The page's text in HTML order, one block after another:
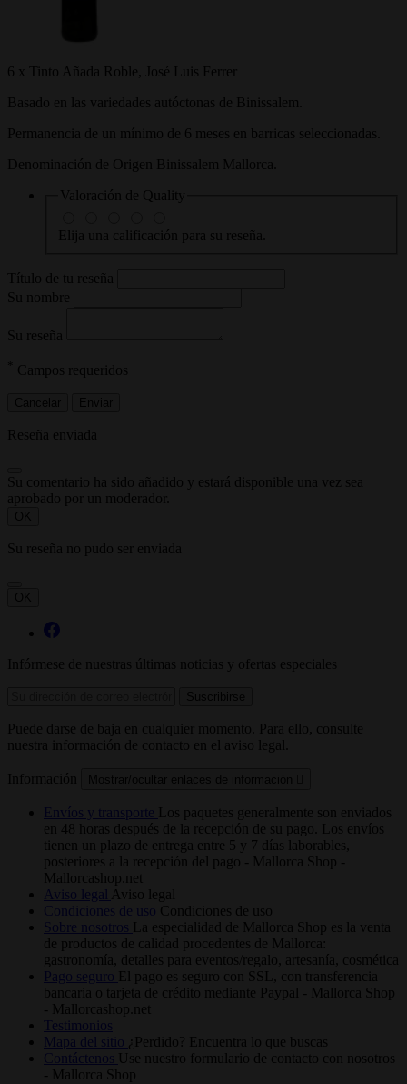
6 x Tinto Añada Roble, José Luis Ferrer
Basado en las variedades autóctonas de Binissalem.
Permanencia de un mínimo de 6 meses en barricas seleccionadas.
Denominación de Origen Binissalem Mallorca.
Valoración de Quality
Elija una calificación para su reseña.
Título de tu reseña
Su nombre
Su reseña
Campos requeridos
Reseña enviada
Su comentario ha sido añadido y estará disponible una vez sea
aprobado por un moderador.
Su reseña no pudo ser enviada
Infórmese de nuestras últimas noticias y ofertas especiales
Puede darse de baja en cualquier momento. Para ello, consulte
nuestra información de contacto en el aviso legal.
Información
Envíos y transporte Los paquetes generalmente son enviados
en 48 horas después de la recepción de su pago. Los envíos
tienen un plazo de entrega entre 5 y 7 días laborables,
posteriores a la recepción del pago - Mallorca Shop -
Mallorcashop.net
Aviso legal
Aviso legal
Condiciones de uso Condiciones de uso
Sobre nosotros La especialidad de Mallorca Shop es la venta
de productos de calidad procedentes de Mallorca:
gastronomía, detalles para eventos/regalo, artesanía, cosmética
Pago seguro El pago es seguro con SSL, con transferencia
bancaria o tarjeta de crédito mediante Paypal - Mallorca Shop
- Mallorcashop.net
Testimonios
Mapa del sitio
¿Perdido? Encuentra lo que buscas
Contáctenos Use nuestro formulario de contacto con nosotros
- Mallorca Shop